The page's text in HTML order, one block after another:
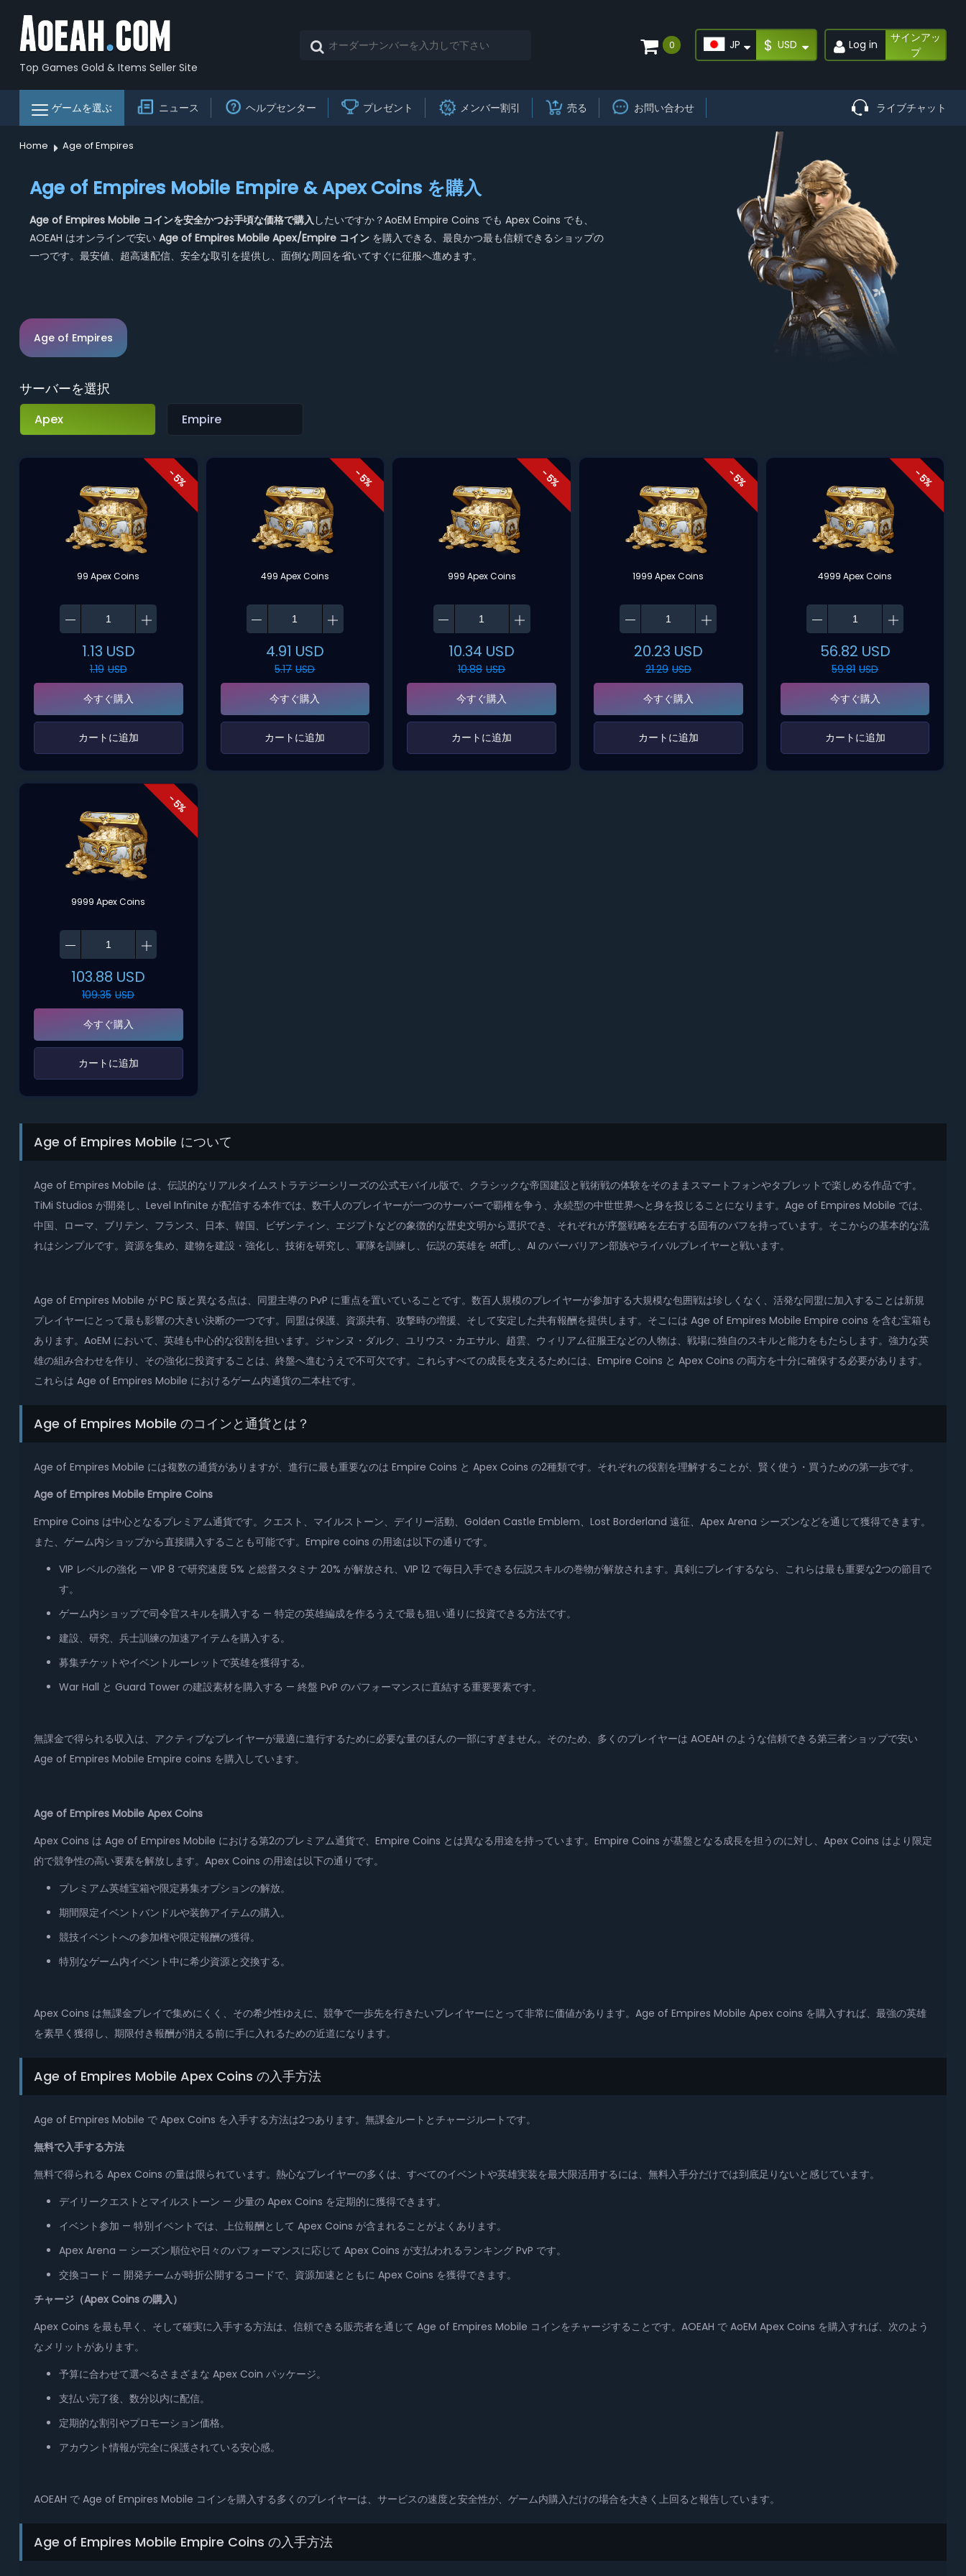
Top Games Gold & Items Seller Site
0 JP $ USD Log in
サインアッ
プ
ゲームを選ぶ ニュース ヘルプセンター プレゼント メンバー割引 売る お問い合わせ ライブチャット
Home Age of Empires
Age of Empires Mobile Empire & Apex Coins を購入
Age of Empires Mobile コインを安全かつお手頃な価格で購入したいですか？AoEM Empire Coins でも Apex Coins でも、
AOEAH はオンラインで安い Age of Empires Mobile Apex/Empire コインを購入できる、最良かつ最も信頼できるショップの
一つです。最安値、超高速配信、安全な取引を提供し、面倒な周回を省いてすぐに征服へ進めます。
Age of Empires
サーバーを選択
Apex Empire
- 5%
99 Apex Coins
1.13 USD
1.19 USD
今すぐ購入
‌カートに追加‌
- 5%
499 Apex Coins
4.91 USD
5.17 USD
今すぐ購入
‌カートに追加‌
- 5%
999 Apex Coins
10.34 USD
10.88 USD
今すぐ購入
‌カートに追加‌
- 5%
1999 Apex Coins
20.23 USD
21.29 USD
今すぐ購入
‌カートに追加‌
- 5%
4999 Apex Coins
56.82 USD
59.81 USD
今すぐ購入
‌カートに追加‌
- 5%
9999 Apex Coins
103.88 USD
109.35 USD
今すぐ購入
‌カートに追加‌
Age of Empires Mobile について
Age of Empires Mobile は、伝説的なリアルタイムストラテジーシリーズの公式モバイル版で、クラシックな帝国建設と戦術戦の体験をそのままスマートフォンやタブレットで楽しめる作品です。
TiMi Studios が開発し、Level Infinite が配信する本作では、数千人のプレイヤーが一つのサーバーで覇権を争う、永続型の中世世界へと身を投じることになります。Age of Empires Mobile では、
中国、ローマ、ブリテン、フランス、日本、韓国、ビザンティン、エジプトなどの象徴的な歴史文明から選択でき、それぞれが序盤戦略を左右する固有のバフを持っています。そこからの基本的な流
れはシンプルです。資源を集め、建物を建設・強化し、技術を研究し、軍隊を訓練し、伝説の英雄を भर्तीし、AI のバーバリアン部族やライバルプレイヤーと戦います。
Age of Empires Mobile が PC 版と異なる点は、同盟主導の PvP に重点を置いていることです。数百人規模のプレイヤーが参加する大規模な包囲戦は珍しくなく、活発な同盟に加入することは新規
プレイヤーにとって最も影響の大きい決断の一つです。同盟は保護、資源共有、攻撃時の増援、そして安定した共有報酬を提供します。そこには Age of Empires Mobile Empire coins を含む宝箱も
あります。AoEM において、英雄も中心的な役割を担います。ジャンヌ・ダルク、ユリウス・カエサル、趙雲、ウィリアム征服王などの人物は、戦場に独自のスキルと能力をもたらします。強力な英
雄の組み合わせを作り、その強化に投資することは、終盤へ進むうえで不可欠です。これらすべての成長を支えるためには、Empire Coins と Apex Coins の両方を十分に確保する必要があります。
これらは Age of Empires Mobile におけるゲーム内通貨の二本柱です。
Age of Empires Mobile のコインと通貨とは？
Age of Empires Mobile には複数の通貨がありますが、進行に最も重要なのは Empire Coins と Apex Coins の2種類です。それぞれの役割を理解することが、賢く使う・買うための第一歩です。
Age of Empires Mobile Empire Coins
Empire Coins は中心となるプレミアム通貨です。クエスト、マイルストーン、デイリー活動、Golden Castle Emblem、Lost Borderland 遠征、Apex Arena シーズンなどを通じて獲得できます。
また、ゲーム内ショップから直接購入することも可能です。Empire coins の用途は以下の通りです。
VIP レベルの強化 — VIP 8 で研究速度 5% と総督スタミナ 20% が解放され、VIP 12 で毎日入手できる伝説スキルの巻物が解放されます。真剣にプレイするなら、これらは最も重要な2つの節目で
す。
ゲーム内ショップで司令官スキルを購入する — 特定の英雄編成を作るうえで最も狙い通りに投資できる方法です。
建設、研究、兵士訓練の加速アイテムを購入する。
募集チケットやイベントルーレットで英雄を獲得する。
War Hall と Guard Tower の建設素材を購入する — 終盤 PvP のパフォーマンスに直結する重要要素です。
無課金で得られる収入は、アクティブなプレイヤーが最適に進行するために必要な量のほんの一部にすぎません。そのため、多くのプレイヤーは AOEAH のような信頼できる第三者ショップで安い
Age of Empires Mobile Empire coins を購入しています。
Age of Empires Mobile Apex Coins
Apex Coins は Age of Empires Mobile における第2のプレミアム通貨で、Empire Coins とは異なる用途を持っています。Empire Coins が基盤となる成長を担うのに対し、Apex Coins はより限定
的で競争性の高い要素を解放します。Apex Coins の用途は以下の通りです。
プレミアム英雄宝箱や限定募集オプションの解放。
期間限定イベントバンドルや装飾アイテムの購入。
競技イベントへの参加権や限定報酬の獲得。
特別なゲーム内イベント中に希少資源と交換する。
Apex Coins は無課金プレイで集めにくく、その希少性ゆえに、競争で一歩先を行きたいプレイヤーにとって非常に価値があります。Age of Empires Mobile Apex coins を購入すれば、最強の英雄
を素早く獲得し、期限付き報酬が消える前に手に入れるための近道になります。
Age of Empires Mobile Apex Coins の入手方法
Age of Empires Mobile で Apex Coins を入手する方法は2つあります。無課金ルートとチャージルートです。
無料で入手する方法
無料で得られる Apex Coins の量は限られています。熱心なプレイヤーの多くは、すべてのイベントや英雄実装を最大限活用するには、無料入手分だけでは到底足りないと感じています。
デイリークエストとマイルストーン — 少量の Apex Coins を定期的に獲得できます。
イベント参加 — 特別イベントでは、上位報酬として Apex Coins が含まれることがよくあります。
Apex Arena — シーズン順位や日々のパフォーマンスに応じて Apex Coins が支払われるランキング PvP です。
交換コード — 開発チームが時折公開するコードで、資源加速とともに Apex Coins を獲得できます。
チャージ（Apex Coins の購入）
Apex Coins を最も早く、そして確実に入手する方法は、信頼できる販売者を通じて Age of Empires Mobile コインをチャージすることです。AOEAH で AoEM Apex Coins を購入すれば、次のよう
なメリットがあります。
予算に合わせて選べるさまざまな Apex Coin パッケージ。
支払い完了後、数分以内に配信。
定期的な割引やプロモーション価格。
アカウント情報が完全に保護されている安心感。
AOEAH で Age of Empires Mobile コインを購入する多くのプレイヤーは、サービスの速度と安全性が、ゲーム内購入だけの場合を大きく上回ると報告しています。
Age of Empires Mobile Empire Coins の入手方法